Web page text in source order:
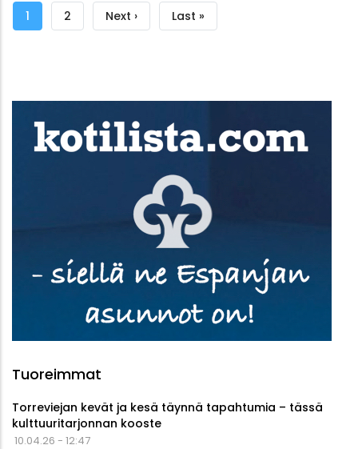
Sivutus
Tämänhetkinen
1 Sivu
2
Seuraava
Next ›
Viimeinen
Last »
Tuoreimmat
Torreviejan kevät ja kesä täynnä tapahtumia – tässä
kulttuuritarjonnan kooste
10.04.26 - 12:47